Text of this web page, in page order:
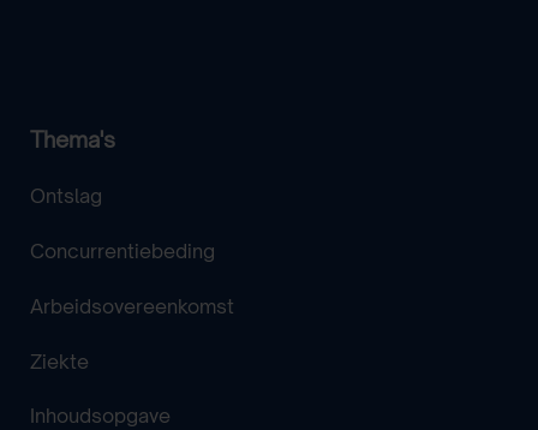
Thema's
Ontslag
Concurrentiebeding
Arbeidsovereenkomst
Ziekte
Inhoudsopgave